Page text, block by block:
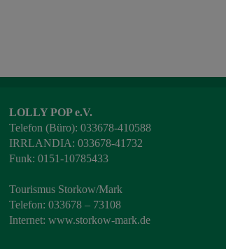
LOLLY POP e.V.
Telefon (Büro): 033678-410588
IRRLANDIA: 033678-41732
Funk: 0151-10785433
Tourismus Storkow/Mark
Telefon: 033678 – 73108
Internet: www.storkow-mark.de